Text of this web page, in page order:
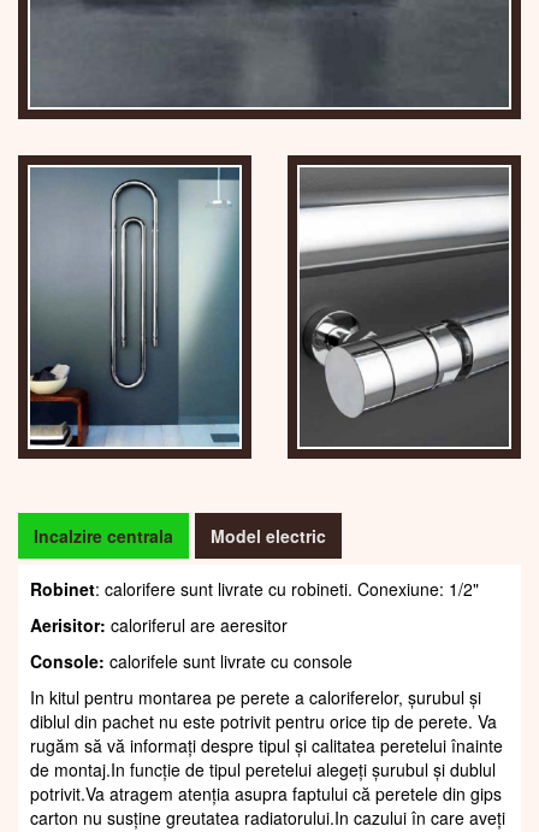
Incalzire centrala Model electric
Robinet: calorifere sunt livrate cu robineti. Conexiune: 1/2"
Aerisitor: caloriferul are aeresitor
Console: calorifele sunt livrate cu console
In kitul pentru montarea pe perete a caloriferelor, șurubul și
diblul din pachet nu este potrivit pentru orice tip de perete. Va
rugăm să vă informați despre tipul și calitatea peretelui înainte
de montaj.In funcție de tipul peretelui alegeți șurubul și dublul
potrivit.Va atragem atenția asupra faptului că peretele din gips
carton nu susține greutatea radiatorului.In cazului în care aveți